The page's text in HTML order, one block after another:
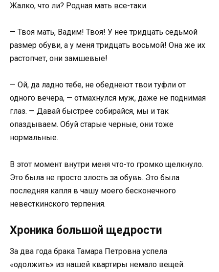
Жалко, что ли? Родная мать все-таки.
— Твоя мать, Вадим! Твоя! У нее тридцать седьмой
размер обуви, а у меня тридцать восьмой! Она же их
растопчет, они замшевые!
— Ой, да ладно тебе, не обеднеют твои туфли от
одного вечера, — отмахнулся муж, даже не поднимая
глаз. — Давай быстрее собирайся, мы и так
опаздываем. Обуй старые черные, они тоже
нормальные.
В этот момент внутри меня что-то громко щелкнуло.
Это была не просто злость за обувь. Это была
последняя капля в чашу моего бесконечного
невесткинского терпения.
Хроника большой щедрости
За два года брака Тамара Петровна успела
«одолжить» из нашей квартиры немало вещей.